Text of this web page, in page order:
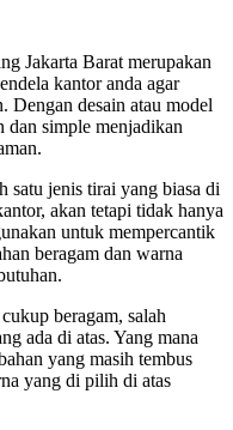
Jakarta Barat merupakan
kantor anda agar
Dengan desain atau model
simple menjadikan
satu jenis tirai yang biasa di
akan tetapi tidak hanya
untuk mempercantik
beragam dan warna
beragam, salah
ada di atas. Yang mana
yang masih tembus
yang di pilih di atas